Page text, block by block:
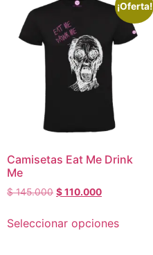
¡Oferta!
Camisetas Eat Me Drink
Me
$145.000 $110.000
Seleccionar opciones